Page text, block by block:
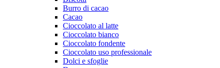
Burro di cacao
Cacao
Cioccolato al latte
Cioccolato bianco
Cioccolato fondente
Cioccolato uso professionale
Dolci e sfoglie